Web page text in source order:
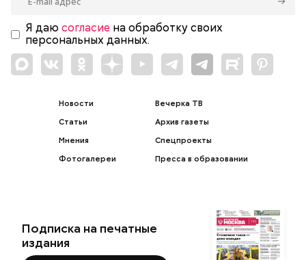
Я даю согласие на обработку своих
персональных данных.
Новости
Статьи
Мнения
Фотогалереи
Вечерка ТВ
Архив газеты
Спецпроекты
Пресса в образовании
Подписка на печатные
издания